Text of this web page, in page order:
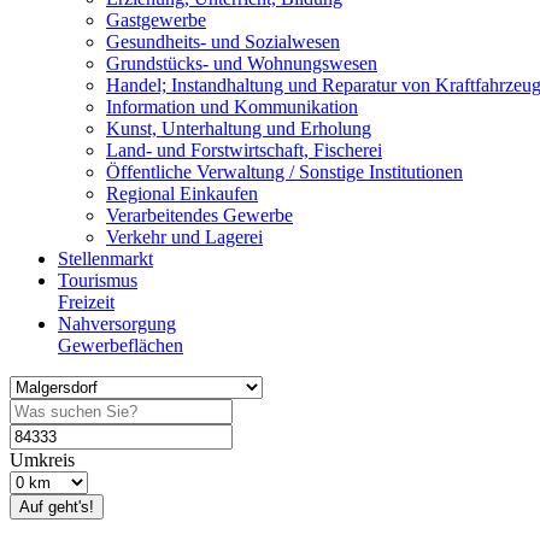
Gastgewerbe
Gesundheits- und Sozialwesen
Grundstücks- und Wohnungswesen
Handel; Instandhaltung und Reparatur von
Information und Kommunikation
Kunst, Unterhaltung und Erholung
Land- und Forstwirtschaft, Fischerei
Öffentliche Verwaltung / Sonstige Institutionen
Regional Einkaufen
Verarbeitendes Gewerbe
Verkehr und Lagerei
Stellenmarkt
Tourismus
Freizeit
Nahversorgung
Gewerbeflächen
Umkreis
Auf geht's!